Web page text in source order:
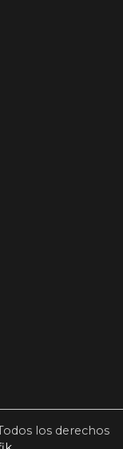
los derechos